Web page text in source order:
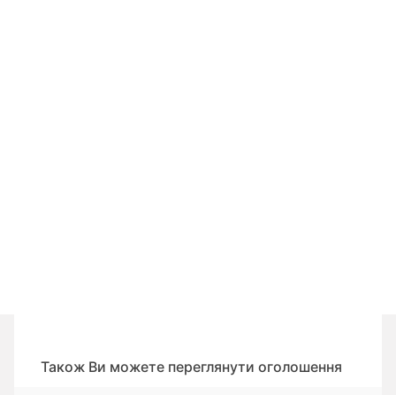
Також Ви можете переглянути оголошення